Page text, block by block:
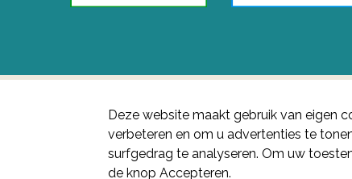
Deze website maakt gebruik van eigen
verbeteren en om u advertenties te
surfgedrag te analyseren. Om uw
de knop Accepteren.